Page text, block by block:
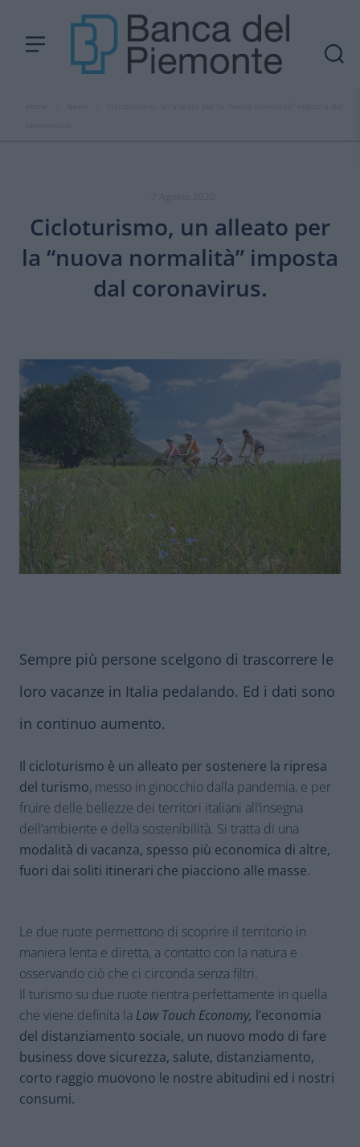
Cicloturismo, un alleato per
la “nuova normalità” imposta
dal coronavirus.
Sempre più persone scelgono di trascorrere le
loro vacanze in Italia pedalando. Ed i dati sono
in continuo aumento.
Il cicloturismo è un alleato per sostenere la ripresa
del turismo, messo in ginocchio dalla pandemia, e per
fruire delle bellezze dei territori italiani all’insegna
dell’ambiente e della sostenibilità. Si tratta di una
modalità di vacanza, spesso più economica di altre,
fuori dai soliti itinerari che piacciono alle masse.
Le due ruote permettono di scoprire il territorio in
maniera lenta e diretta, a contatto con la natura e
osservando ciò che ci circonda senza filtri.
Il turismo su due ruote rientra perfettamente in quella
che viene definita la Low Touch Economy, l’economia
del distanziamento sociale, un nuovo modo di fare
business dove sicurezza, salute, distanziamento,
corto raggio muovono le nostre abitudini ed i nostri
consumi.